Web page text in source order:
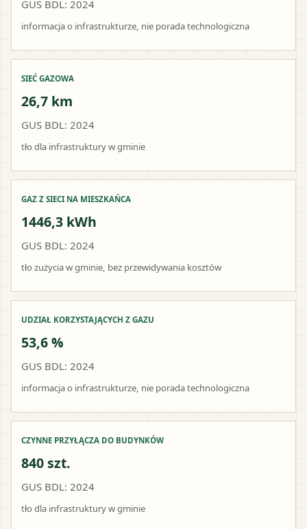
GUS BDL: 2024
informacja o infrastrukturze, nie porada technologiczna
SIEĆ GAZOWA
26,7 km
GUS BDL: 2024
tło dla infrastruktury w gminie
GAZ Z SIECI NA MIESZKAŃCA
1446,3 kWh
GUS BDL: 2024
tło zużycia w gminie, bez przewidywania kosztów
UDZIAŁ KORZYSTAJĄCYCH Z GAZU
53,6 %
GUS BDL: 2024
informacja o infrastrukturze, nie porada technologiczna
CZYNNE PRZYŁĄCZA DO BUDYNKÓW
840 szt.
GUS BDL: 2024
tło dla infrastruktury w gminie